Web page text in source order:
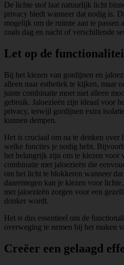
De lichte stof laat natuurlijk licht
privacy biedt wanneer dat nodig is.
mogelijk om de ruimte aan te passen
zoals dag en nacht of verschillende
Let op de
Bij het kiezen van gordijnen en
alleen naar esthetiek te kijken, maar
juiste combinatie moet niet alleen
gebruik. Jaloezieën zijn ideaal voor
privacy, terwijl gordijnen extra
kunnen dempen.
Het is cruciaal om na te denken over
welke functies je nodig hebt.
het belangrijk zijn om te kiezen voor
combinatie met jaloezieën die
om het licht te blokkeren wanneer
daarentegen kan je kiezen voor
met jaloezieën zorgen voor een
donker wordt.
Het is dus essentieel om de
overweging te nemen bij het maken
Creëer een gelaagd